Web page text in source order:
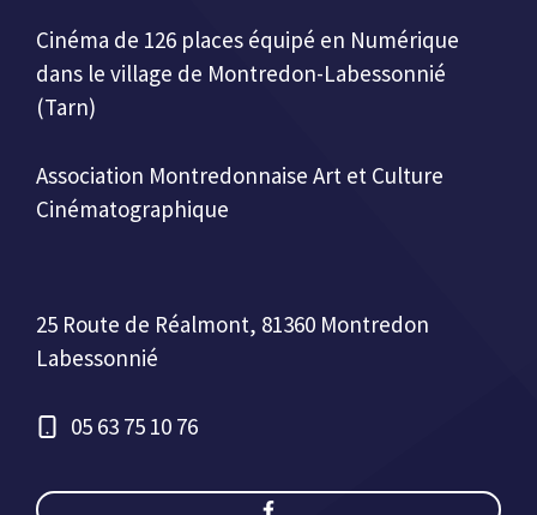
Cinéma de 126 places équipé en Numérique
dans le village de Montredon-Labessonnié
(Tarn)
Association Montredonnaise Art et Culture
Cinématographique
25 Route de Réalmont, 81360 Montredon
Labessonnié
05 63 75 10 76